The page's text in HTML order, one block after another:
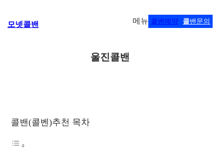
텐
모넷콜밴 메뉴 콜밴예약 콜밴문의
울진콜밴
콜밴(콜벤)추천 목차